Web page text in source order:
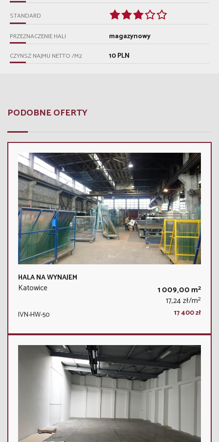
STANDARD
PRZEZNACZENIE HALI magazynowy
CZYNSZ NAJMU NETTO /M2 10 PLN
PODOBNE OFERTY
HALA NA WYNAJEM
Katowice 1 009,00 m2
17,24 zł/m2
IVN-HW-50 17 400 zł